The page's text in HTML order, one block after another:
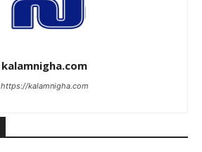
kalamnigha.com
https://kalamnigha.com